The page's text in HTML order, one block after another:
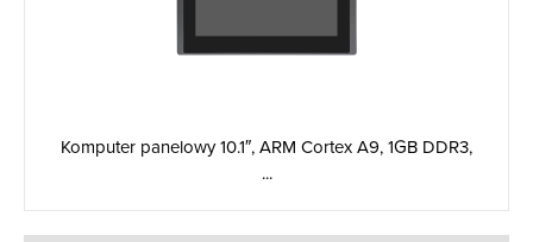
Komputer panelowy 10.1″, ARM Cortex A9, 1GB DDR3,
...